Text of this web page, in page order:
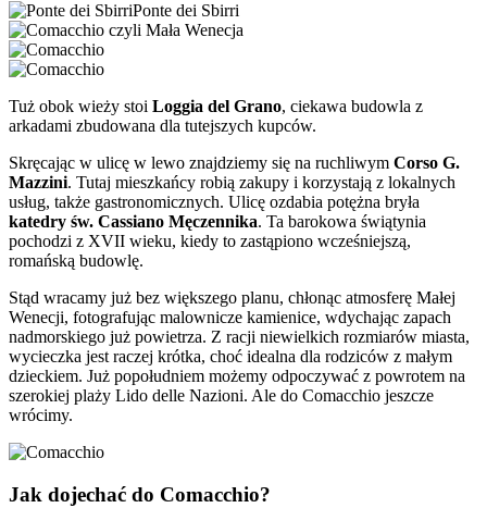
Ponte dei Sbirri
Tuż obok wieży stoi Loggia del Grano, ciekawa budowla z
arkadami zbudowana dla tutejszych kupców.
Skręcając w ulicę w lewo znajdziemy się na ruchliwym Corso G.
Mazzini. Tutaj mieszkańcy robią zakupy i korzystają z lokalnych
usług, także gastronomicznych. Ulicę ozdabia potężna bryła
katedry św. Cassiano Męczennika. Ta barokowa świątynia
pochodzi z XVII wieku, kiedy to zastąpiono wcześniejszą,
romańską budowlę.
Stąd wracamy już bez większego planu, chłonąc atmosferę Małej
Wenecji, fotografując malownicze kamienice, wdychając zapach
nadmorskiego już powietrza. Z racji niewielkich rozmiarów miasta,
wycieczka jest raczej krótka, choć idealna dla rodziców z małym
dzieckiem. Już popołudniem możemy odpoczywać z powrotem na
szerokiej plaży Lido delle Nazioni. Ale do Comacchio jeszcze
wrócimy.
Jak dojechać do Comacchio?